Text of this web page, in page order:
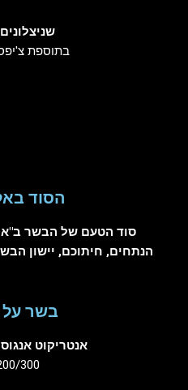
שניצלונים
בתוספת
הסוד
סוד הטעם של הבשר
הנתחים, חיתוכם, יישון
בשר על
אנטריקוט אנגוס //
200/300